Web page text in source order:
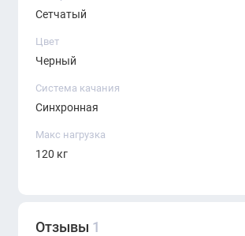
Сетчатый
Цвет
Черный
Система качания
Синхронная
Макс нагрузка
120 кг
Отзывы 1